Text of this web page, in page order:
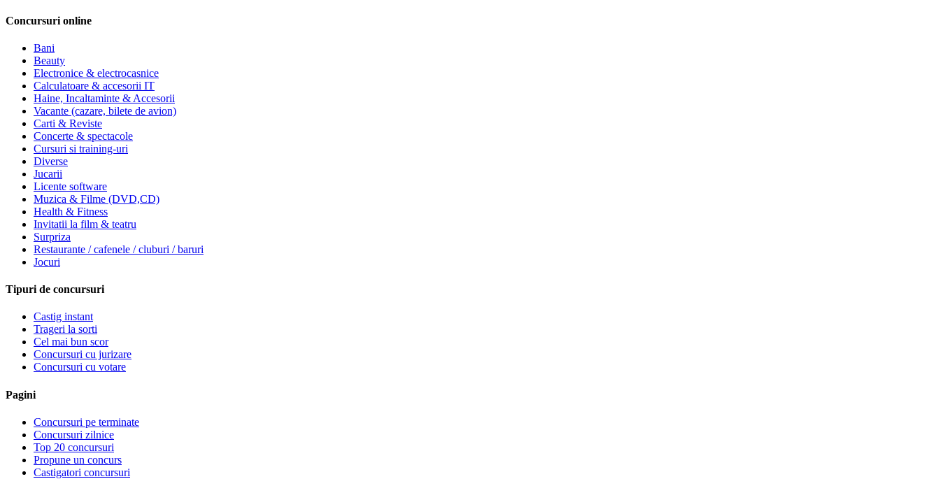
Concursuri online
Bani
Beauty
Electronice & electrocasnice
Calculatoare & accesorii IT
Haine, Incaltaminte & Accesorii
Vacante (cazare, bilete de avion)
Carti & Reviste
Concerte & spectacole
Cursuri si training-uri
Diverse
Jucarii
Licente software
Muzica & Filme (DVD,CD)
Health & Fitness
Invitatii la film & teatru
Surpriza
Restaurante / cafenele / cluburi / baruri
Jocuri
Tipuri de concursuri
Castig instant
Trageri la sorti
Cel mai bun scor
Concursuri cu jurizare
Concursuri cu votare
Pagini
Concursuri pe terminate
Concursuri zilnice
Top 20 concursuri
Propune un concurs
Castigatori concursuri